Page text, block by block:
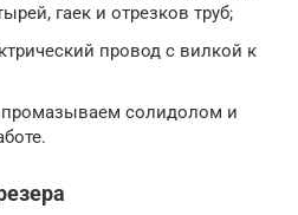
гаек и отрезков труб;
провод с вилкой к
солидолом и